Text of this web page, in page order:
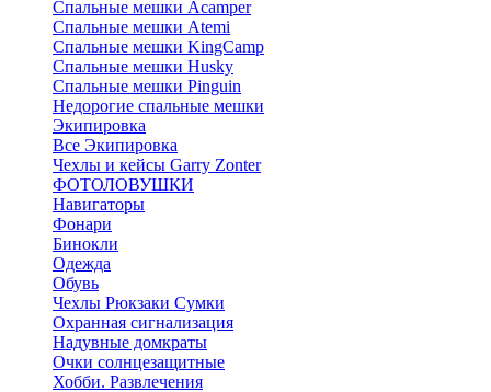
Спальные мешки Acamper
Спальные мешки Atemi
Спальные мешки KingCamp
Спальные мешки Husky
Спальные мешки Pinguin
Недорогие спальные мешки
Экипировка
Все Экипировка
Чехлы и кейсы Garry Zonter
ФОТОЛОВУШКИ
Навигаторы
Фонари
Бинокли
Одежда
Обувь
Чехлы Рюкзаки Сумки
Охранная сигнализация
Надувные домкраты
Очки солнцезащитные
Хобби. Развлечения